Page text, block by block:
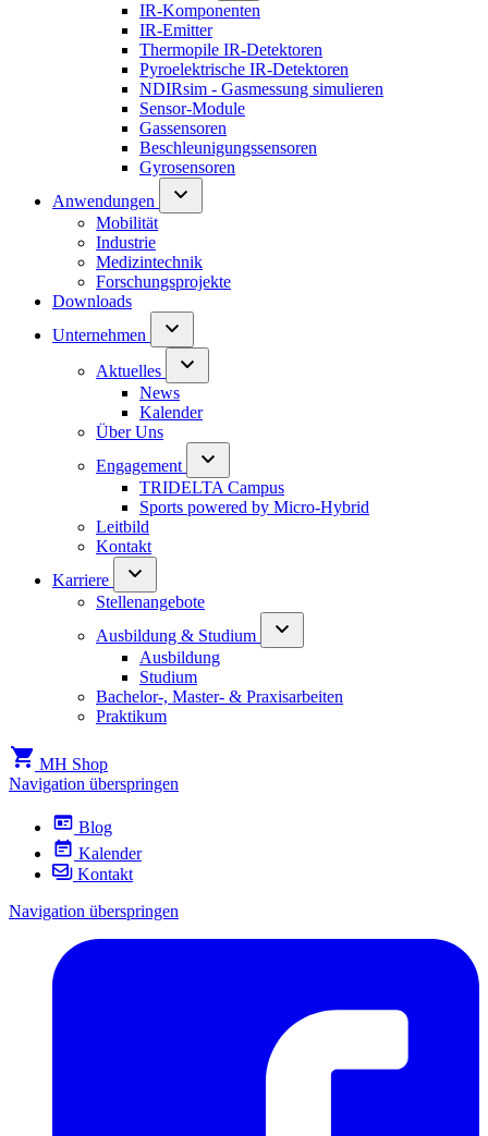
IR-Komponenten
IR-Emitter
Thermopile IR-Detektoren
Pyroelektrische IR-Detektoren
NDIRsim - Gasmessung simulieren
Sensor-Module
Gassensoren
Beschleunigungssensoren
Gyrosensoren
Anwendungen
Mobilität
Industrie
Medizintechnik
Forschungsprojekte
Downloads
Unternehmen
Aktuelles
News
Kalender
Über Uns
Engagement
TRIDELTA Campus
Sports powered by Micro-Hybrid
Leitbild
Kontakt
Karriere
Stellenangebote
Ausbildung & Studium
Ausbildung
Studium
Bachelor-, Master- & Praxisarbeiten
Praktikum
MH Shop
Navigation überspringen
Blog
Kalender
Kontakt
Navigation überspringen